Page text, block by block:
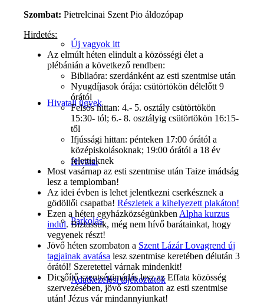
Új vagyok itt
Hivatali ügyek
Hivatal
Parkolás
Adatkezelési tájékoztatók
Szombat: Pietrelcinai Szent Pio áldozópap
Hirdetés:
Az elmúlt héten elindult a közösségi élet a
plébánián a következő rendben:
Bibliaóra: szerdánként az esti szentmise után
Nyugdíjasok órája: csütörtökön délelőtt 9
órától
Felsős hittan: 4.- 5. osztály csütörtökön
15:30- tól; 6.- 8. osztályig csütörtökön 16:15-
től
Ifjússági hittan: pénteken 17:00 órától a
középiskolásoknak; 19:00 órától a 18 év
felettieknek
Most vasárnap az esti szentmise után Taize imádság
lesz a templomban!
Az idei évben is lehet jelentkezni cserkésznek a
gödöllői csapatba!Részletek a kihelyezett plakáton!
Ezen a héten egyházközségünkben Alpha kurzus
indul. Biztassuk, még nem hívő barátainkat, hogy
vegyenek részt!
Jövő héten szombaton a Szent Lázár Lovagrend új
tagjainak avatása lesz szentmise keretében délután 3
órától! Szeretettel várnak mindenkit!
Dicsőítő szentségimádás lesz az Effata közösség
szervezésében, jövő szombaton az esti szentmise
után! Jézus vár mindannyiunkat!